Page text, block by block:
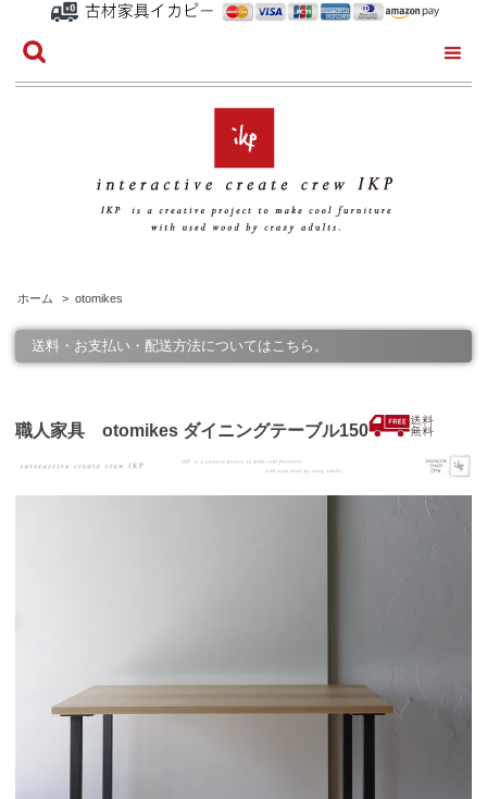
ホーム > otomikes
送料・お支払い・配送方法についてはこちら。
職人家具 otomikes ダイニングテーブル150